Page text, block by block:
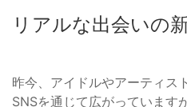
リアルな出会いの
昨今、アイドルやアーティス
SNSを通じて広がっています